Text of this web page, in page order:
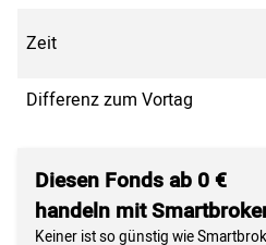
Zeit
Differenz zum Vortag
Diesen Fonds ab 0 €
handeln mit
Keiner ist so günstig wie